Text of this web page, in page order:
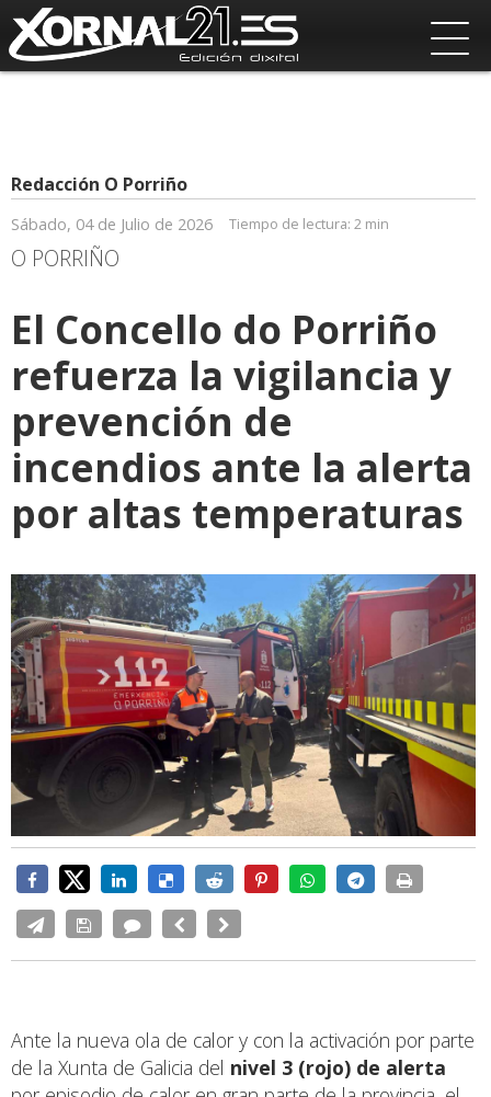
Redacción O Porriño
Sábado, 04 de Julio de 2026 Tiempo de lectura: 2 min
O PORRIÑO
El Concello do Porriño
refuerza la vigilancia y
prevención de
incendios ante la alerta
por altas temperaturas
Ante la nueva ola de calor y con la activación por parte
de la Xunta de Galicia del nivel 3 (rojo) de alerta